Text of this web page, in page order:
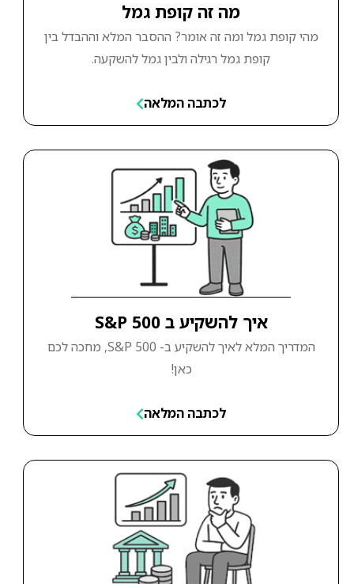
מה זה קופת גמל
מהי קופת גמל ומה זה אומר? ההסבר המלא וההבדל בין
קופת גמל רגילה ולבין גמל להשקעה.
לכתבה המלאה
איך להשקיע ב S&P 500
המדריך המלא לאיך להשקיע ב- S&P 500, מחכה לכם
כאן!
לכתבה המלאה